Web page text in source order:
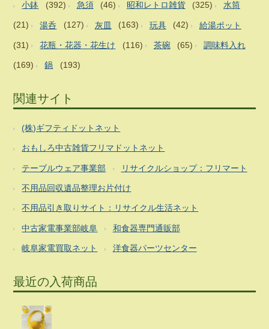
小鉢 (392) 急須 (46) 昭和レトロ雑貨 (325) 水筒
(21) 湯呑 (127) 灰皿 (163) 玩具 (42) 給湯ポット
(31) 花瓶・花器・花生け (116) 茶碗 (65) 調味料入れ
(169) 鍋 (193)
関連サイト
(株)ギフティドットネット
おもしろ中古雑貨フリマドットネット
テーブルウェア事業部 リサイクルショップ：フリマート
不用品回収遺品整理お片付け
不用品引き取りサイト：リサイクル生活ネット
中古家電事業部岐阜 和食器専門通販部
岐阜家電買取ネット 洋食器パーツセンター
最近の入荷商品